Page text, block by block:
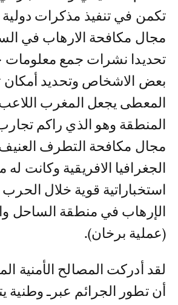
تكمن في تنفيذ مذكرات
مجال مكافحة الارهاب في
تحديدا نشرات جمع
بعض الاشخاص وتحديد أمكان
المعطى يجعل المغرب
المنطقة وهو الذي راكم
مجال مكافحة التطرف
الجغرافيا الافريقية وكانت
استخباراتية قوية خلال
الإرهاب في منطقة الساحل
(عملية برخان).
لقد أدركت المصالح الأمنية
أن تطور الجرائم عبرـ وطنية